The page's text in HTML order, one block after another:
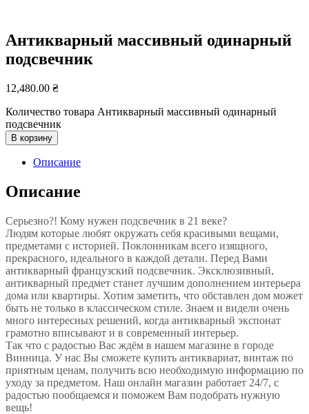
Антикварный массивный одинарный
подсвечник
12,480.00 ₴
Количество товара Антикварный массивный одинарный
подсвечник
В корзину
Описание
Описание
Серьезно?! Кому нужен подсвечник в 21 веке?
Людям которые любят окружать себя красивыми вещами,
предметами с историей. Поклонникам всего изящного,
прекрасного, идеального в каждой детали. Перед Вами
антикварный французский подсвечник. Эксклюзивный,
антикварный предмет станет лучшим дополнением интерьера
дома или квартиры. Хотим заметить, что обставлен дом может
быть не только в классическом стиле. Знаем и видели очень
много интересных решений, когда антикварный экспонат
грамотно вписывают и в современный интерьер.
Так что с радостью Вас ждём в нашем магазине в городе
Винница. У нас Вы сможете купить антиквариат, винтаж по
приятным ценам, получить всю необходимую информацию по
уходу за предметом. Наш онлайн магазин работает 24/7, с
радостью пообщаемся и поможем Вам подобрать нужную
вещь!